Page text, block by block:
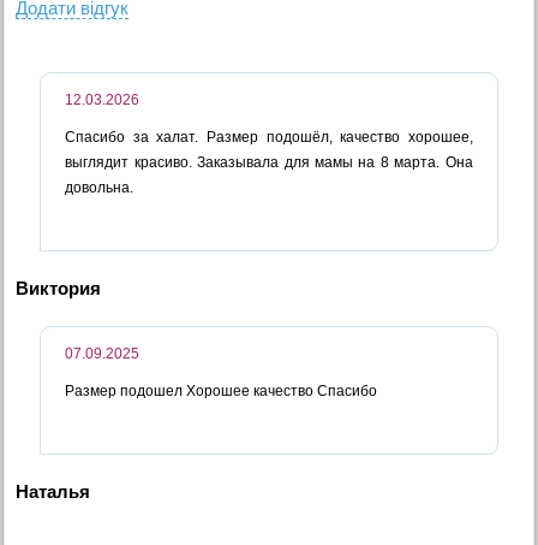
Додати вiдгук
12.03.2026
Спасибо за халат. Размер подошёл, качество хорошее,
выглядит красиво. Заказывала для мамы на 8 марта. Она
довольна.
Виктория
07.09.2025
Размер подошел Хорошее качество Спасибо
Наталья